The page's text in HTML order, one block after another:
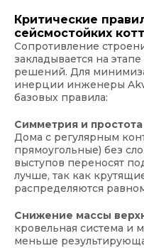
Критические
сейсмостойких
Сопротивление
закладывается на
решений. Для
инерции инженеры
базовых правила:
Симметрия и
Дома с регулярным
прямоугольные) без
выступов переносят
лучше, так как
распределяются
Снижение массы
кровельная система и
меньше